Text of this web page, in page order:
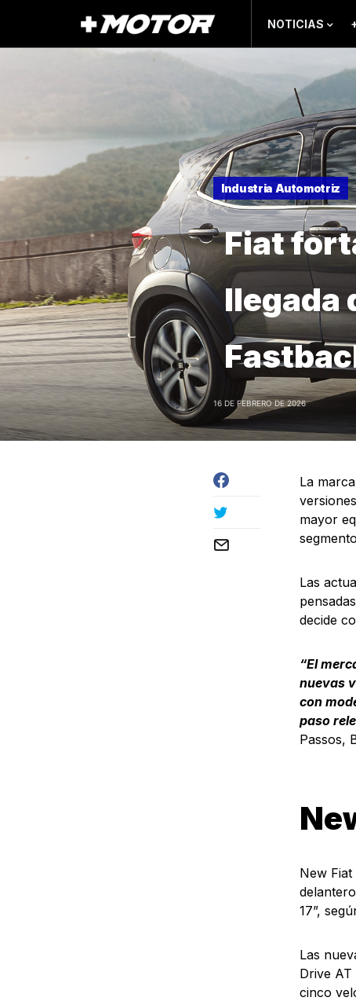
NOTICIAS
Industria Automotriz
Fiat
llegada
16 DE FEBRERO DE 2026
La
mayor
Las
decide
“El
nuevas
con
paso
Passos,
New
17”,
Las
Drive
cinco